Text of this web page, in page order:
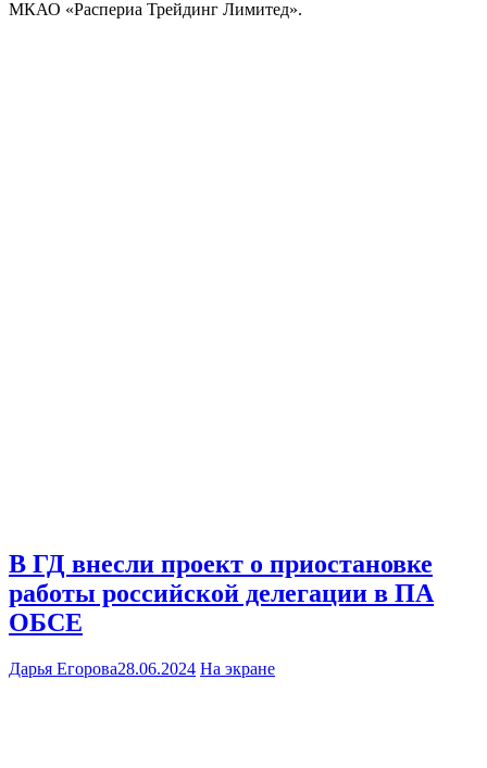
МКАО «Распериа Трейдинг Лимитед».
В ГД внесли проект о приостановке
работы российской делегации в ПА
ОБСЕ
Дарья Егорова28.06.2024 На экране